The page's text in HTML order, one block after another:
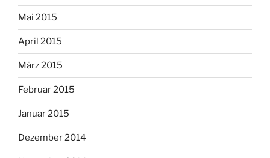
Mai 2015
April 2015
März 2015
Februar 2015
Januar 2015
Dezember 2014